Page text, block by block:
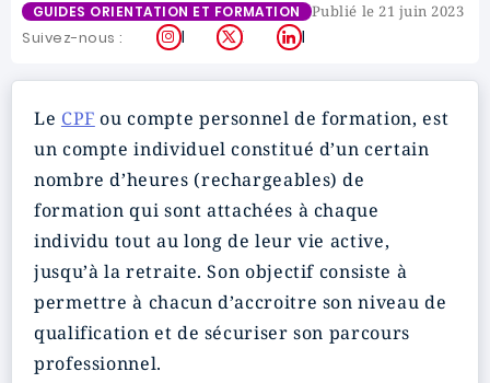
GUIDES ORIENTATION ET FORMATION Publié le 21 juin 2023
Suivez-nous : Instagram
X LinkedIn
Le CPF ou compte personnel de formation, est
un compte individuel constitué d’un certain
nombre d’heures (rechargeables) de
formation qui sont attachées à chaque
individu tout au long de leur vie active,
jusqu’à la retraite. Son objectif consiste à
permettre à chacun d’accroitre son niveau de
qualification et de sécuriser son parcours
professionnel.